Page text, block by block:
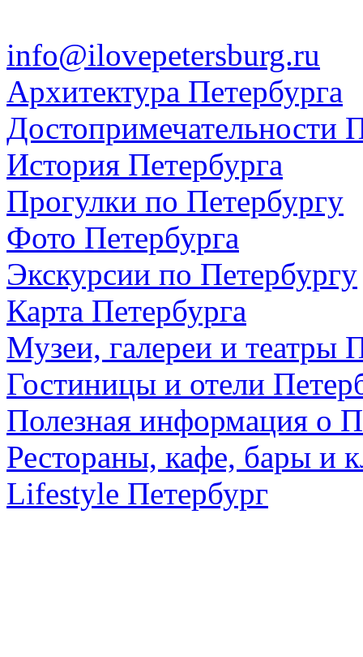
info@ilovepetersburg.ru
Архитектура Петербурга
Достопримечательности
История Петербурга
Прогулки по Петербургу
Фото Петербурга
Экскурсии по Петербургу
Карта Петербурга
Музеи, галереи и театры
Гостиницы и отели
Полезная информация о
Рестораны, кафе, бары и
Lifestyle Петербург